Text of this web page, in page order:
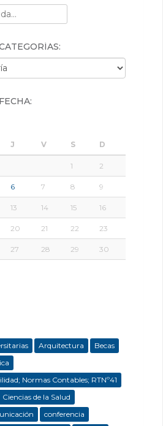
J V S D
1 2
6 7 8 9
13 14 15 16
20 21 22 23
27 28 29 30
Arquitectura
Becas
Normas Contables; RTNº41
Ciencias de la Salud
conferencia